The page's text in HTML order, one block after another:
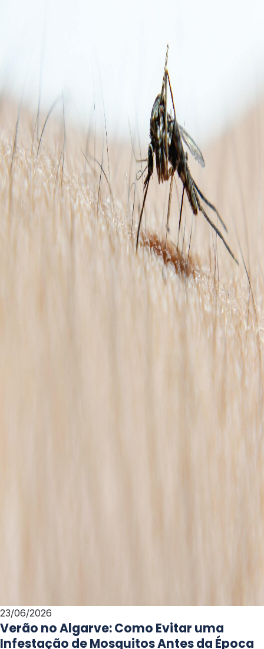
23/06/2026
Verão no Algarve: Como Evitar uma
Infestação de Mosquitos Antes da Época